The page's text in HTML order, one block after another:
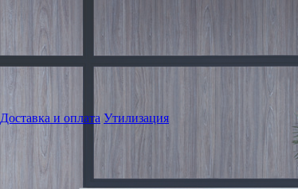
Доставка и оплата Утилизация